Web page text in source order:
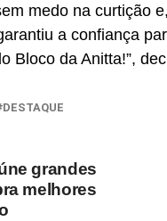
medo na curtição
a confiança
Bloco da Anitta!”,
DESTAQUE
grandes
melhores